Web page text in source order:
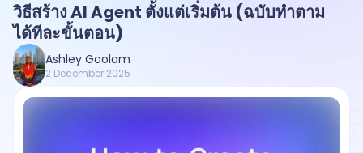
วิธีสร้าง AI Agent ตั้งแต่เริ่มต้น (ฉบับทำตาม
ได้ทีละขั้นตอน)
Ashley Goolam
2 December 2025